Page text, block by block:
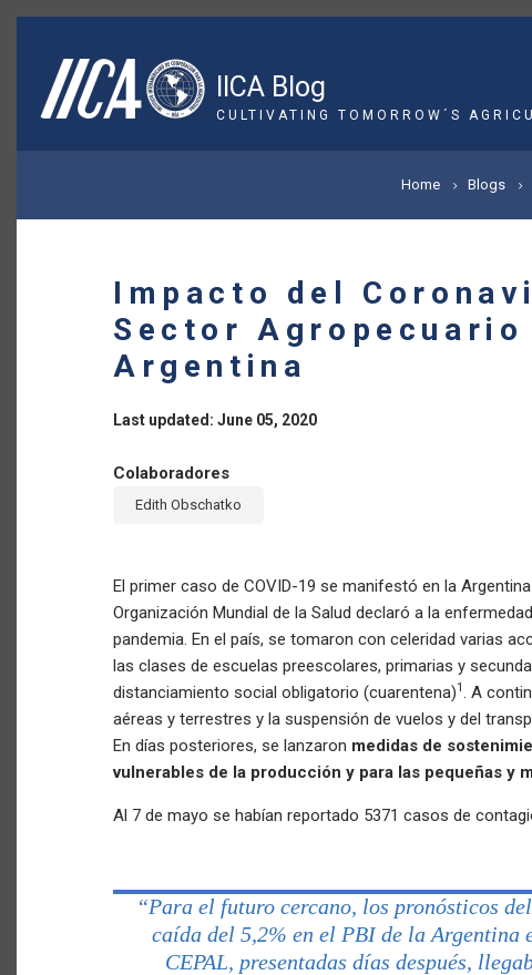
Skip
content
IICA Blog
CULTIVATING TOMORROW´S
BREADCRUMB
Home Blogs
Impacto del
Sector Agropecuario
Argentina
Last updated: June 05, 2020
Colaboradores
Edith Obschatko
El primer caso de COVID-19 se manifestó en la
Organización Mundial de la Salud declaró a la
pandemia. En el país, se tomaron con celeridad varias
las clases de escuelas preescolares, primarias y
distanciamiento social obligatorio (cuarentena)1. A
aéreas y terrestres y la suspensión de vuelos y del
En días posteriores, se lanzaron medidas de
vulnerables de la producción y para las pequeñas y
Al 7 de mayo se habían reportado 5371 casos de
“Para el futuro cercano, los pronósticos
caída del 5,2% en el PBI de la Argentina
CEPAL, presentadas días después,